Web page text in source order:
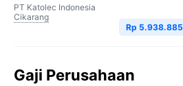
PT Katolec Indonesia
Cikarang
Rp 5.938.885
Gaji Perusahaan